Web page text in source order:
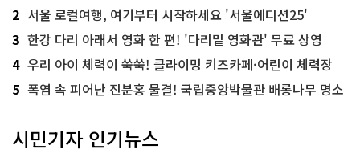
2 서울 로컬여행, 여기부터 시작하세요 '서울에디션25'
3 한강 다리 아래서 영화 한 편! '다리밑 영화관' 무료 상영
4 우리 아이 체력이 쑥쑥! 클라이밍 키즈카페·어린이 체력장
5 폭염 속 피어난 진분홍 물결! 국립중앙박물관 배롱나무 명소
시민기자 인기뉴스